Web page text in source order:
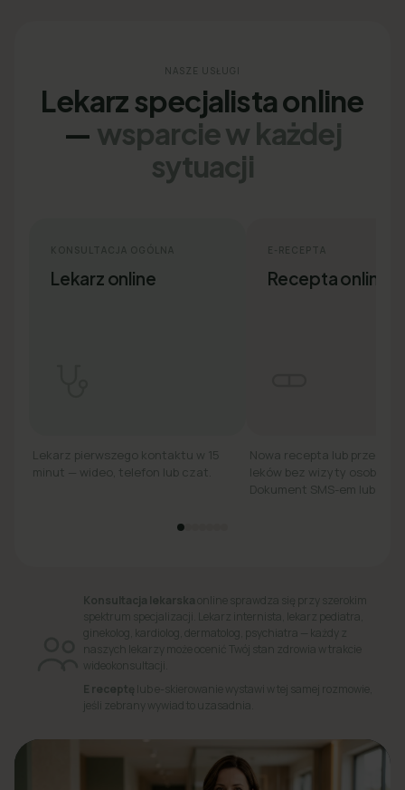
NASZE USŁUGI
Lekarz specjalista online
— wsparcie w każdej
sytuacji
Lekarz online
Lekarz pierwszego kontaktu w 15
minut — wideo, telefon lub czat.
E-RECEPTA
Recepta online
Nowa recepta lub
leków bez wizyty osobiście.
Dokument SMS-em lub e-
Konsultacja lekarskaonline sprawdza się przy szerokim
spektrum specjalizacji. Lekarz internista, lekarz pediatra,
ginekolog, kardiolog, dermatolog, psychiatra — każdy z
naszych lekarzy może ocenić Twój stan zdrowia w trakcie
wideokonsultacji.
E receptę lub e-skierowanie wystawi w tej samej rozmowie,
jeśli zebrany wywiad to uzasadnia.